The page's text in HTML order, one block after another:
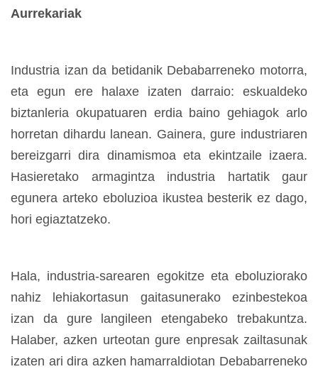
Aurrekariak
Industria izan da betidanik Debabarreneko motorra,
eta egun ere halaxe izaten darraio: eskualdeko
biztanleria okupatuaren erdia baino gehiagok arlo
horretan dihardu lanean. Gainera, gure industriaren
bereizgarri dira dinamismoa eta ekintzaile izaera.
Hasieretako armagintza industria hartatik gaur
egunera arteko eboluzioa ikustea besterik ez dago,
hori egiaztatzeko.
Hala, industria-sarearen egokitze eta eboluziorako
nahiz lehiakortasun gaitasunerako ezinbestekoa
izan da gure langileen etengabeko trebakuntza.
Halaber, azken urteotan gure enpresak zailtasunak
izaten ari dira azken hamarraldiotan Debabarreneko